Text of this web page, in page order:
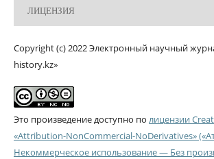
ЛИЦЕНЗИЯ
Copyright (c) 2022 Электронный научный
history.kz»
Это произведение доступно по лицензии
«Attribution-NonCommercial-NoDerivatives»
Некоммерческое использование — Без